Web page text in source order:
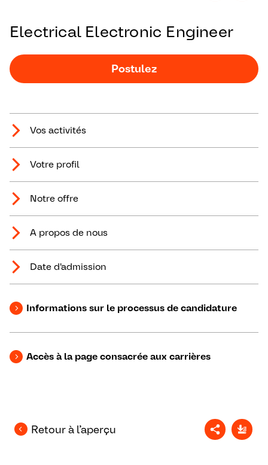
Electrical Electronic Engineer
Postulez
Vos activités
Votre profil
Notre offre
A propos de nous
Date d'admission
Informations sur le processus de candidature
Accès à la page consacrée aux carrières
Retour à l’aperçu